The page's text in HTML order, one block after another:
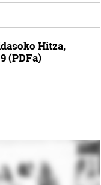
Hitza,
(PDFa)